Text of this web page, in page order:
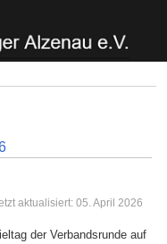
aktualisiert: 05. April 2026
der Verbandsrunde auf